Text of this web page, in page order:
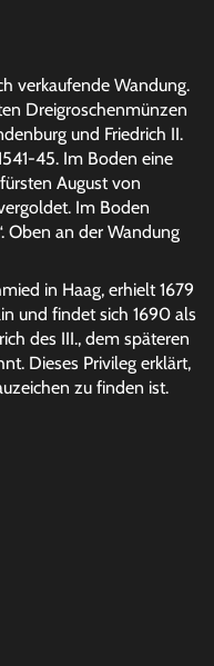
verkaufende Wandung.
Dreigroschenmünzen
und Friedrich II.
45. Im Boden eine
August von
Im Boden
Oben an der Wandung
in Haag, erhielt 1679
und findet sich 1690 als
des III., dem späteren
Dieses Privileg erklärt,
zu finden ist.